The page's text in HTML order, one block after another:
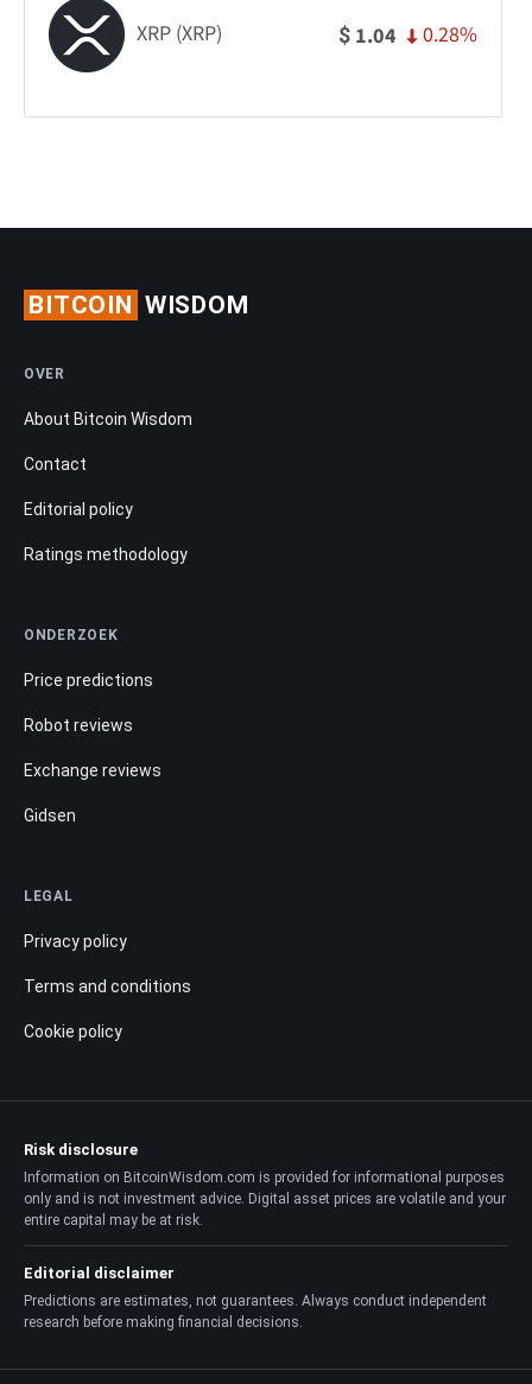
XRP (XRP) $ 1.04 0.28%
BITCOIN WISDOM
OVER
About Bitcoin Wisdom
Contact
Editorial policy
Ratings methodology
ONDERZOEK
Price predictions
Robot reviews
Exchange reviews
Gidsen
LEGAL
Privacy policy
Terms and conditions
Cookie policy
Risk disclosure
Information on BitcoinWisdom.com is provided for informational purposes
only and is not investment advice. Digital asset prices are volatile and your
entire capital may be at risk.
Editorial disclaimer
Predictions are estimates, not guarantees. Always conduct independent
research before making financial decisions.